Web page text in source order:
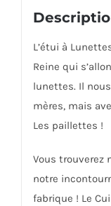
L’étui à
Reine qui
lunettes. Il
mères, mais
Les paillettes !
Vous trouverez
notre
fabrique ! Le